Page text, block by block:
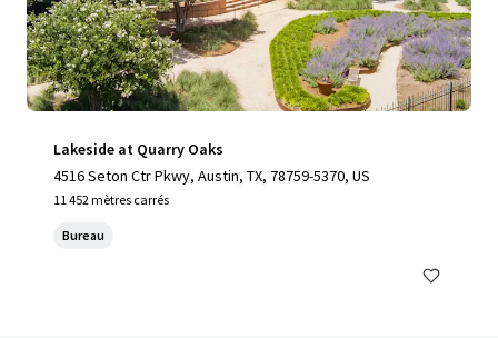
Lakeside at Quarry Oaks
4516 Seton Ctr Pkwy, Austin, TX, 78759-5370, US
11 452 mètres carrés
Bureau